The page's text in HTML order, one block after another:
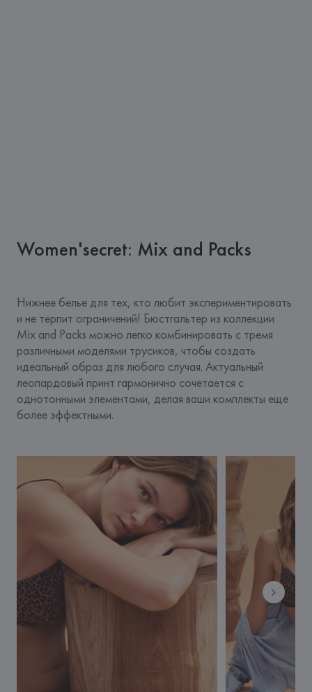
Women'secret: Mix and Packs
Нижнее белье для тех, кто любит экспериментировать
и не терпит ограничений! Бюстгальтер из коллекции
Mix and Packs можно легко комбинировать с тремя
различными моделями трусиков, чтобы создать
идеальный образ для любого случая. Актуальный
леопардовый принт гармонично сочетается с
однотонными элементами, делая ваши комплекты еще
более эффектными.